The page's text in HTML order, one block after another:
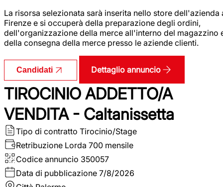
La risorsa selezionata sarà inserita nello store dell'azienda
Firenze e si occuperà della preparazione degli ordini,
dell'organizzazione della merce all'interno del magazzino
della consegna della merce presso le aziende clienti.
Candidati Dettaglio annuncio
TIROCINIO ADDETTO/A
VENDITA - Caltanissetta
Tipo di contratto Tirocinio/Stage
Retribuzione Lorda 700 mensile
Codice annuncio 350057
Data di pubblicazione 7/8/2026